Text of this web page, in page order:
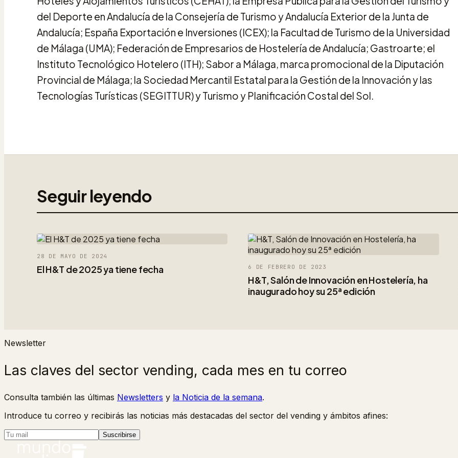
del Deporte en Andalucía de la Consejería de Turismo y Andalucía Exterior de la Junta de
Andalucía; España Exportación e Inversiones (ICEX); la Facultad de Turismo de la Universidad
de Málaga (UMA); Federación de Empresarios de Hostelería de Andalucía; Gastroarte; el
Instituto Tecnológico Hotelero (ITH); Sabor a Málaga, marca promocional de la Diputación
Provincial de Málaga; la Sociedad Mercantil Estatal para la Gestión de la Innovación y las
Tecnologías Turísticas (SEGITTUR) y Turismo y Planificación Costal del Sol.
Seguir leyendo
28 DE MAYO DE 2024
El H&T de 2025 ya tiene fecha 6 DE FEBRERO DE 2023
H&T, Salón de Innovación en Hostelería, ha
inaugurado hoy su 25ª edición
Newsletter
Las claves del sector vending, cada mes en tu correo
Consulta también las últimas Newsletters y la Noticia de la semana.
Introduce tu correo y recibirás las noticias más destacadas del sector del vending y ámbitos afines:
Suscribirse